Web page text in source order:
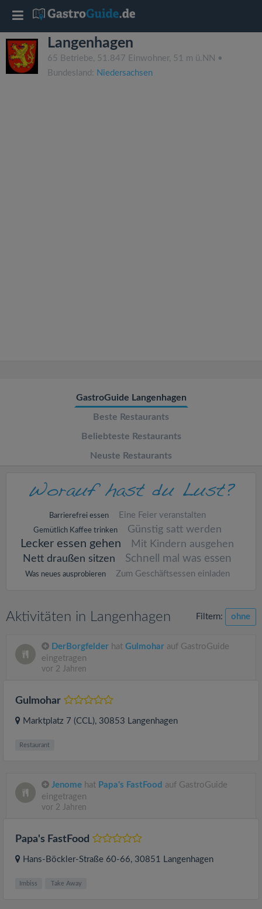
Langenhagen
65 Betriebe, 51.847 Einwohner, 51 m ü.NN •
Bundesland: Niedersachsen
GastroGuide Langenhagen
Beste Restaurants
Beliebteste Restaurants
Neuste Restaurants
Barrierefrei essen Eine Feier veranstalten
Gemütlich Kaffee trinken Günstig satt werden
Lecker essen gehen
Mit Kindern ausgehen
Nett draußen sitzen
Schnell mal was essen
Was neues ausprobieren Zum Geschäftsessen einladen
Aktivitäten in Langenhagen Filtern: ohne
DerBorgfelder hat Gulmohar auf GastroGuide
eingetragen
vor 2 Jahren
Gulmohar
Marktplatz 7 (CCL), 30853 Langenhagen
Restaurant
Jenome hat Papa's FastFood auf GastroGuide
eingetragen
vor 2 Jahren
Papa's FastFood
Hans-Böckler-Straße 60-66, 30851 Langenhagen
Imbiss Take Away
T
o
g